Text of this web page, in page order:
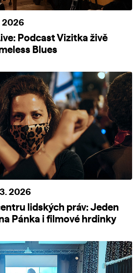
2026
Podcast Vizitka živě
Blues
2026
lidských práv: Jeden
Pánka i filmové hrdinky